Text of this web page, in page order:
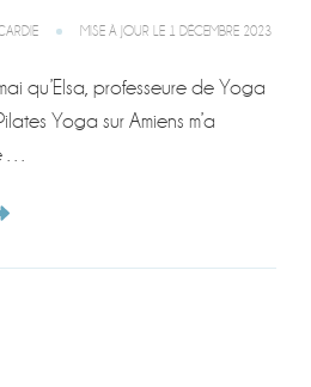
MISE À JOUR LE 1 DÉCEMBRE 2023
qu’Elsa, professeure de Yoga
Yoga sur Amiens m’a
…